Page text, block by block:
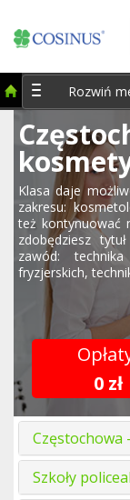
Rozwiń
Klasa daje
zakresu:
też kontynuować
zdobędziesz
zawód:
fryzjerskich,
0 zł
Częstochowa
Szkoły